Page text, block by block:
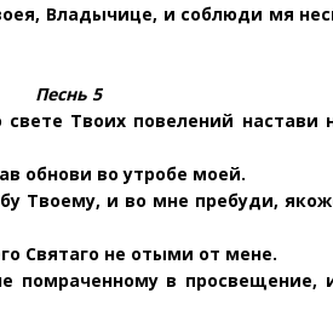
Владычице, и соблюди мя
Песнь 5
свете Твоих повелений настави
обнови во утробе моей.
Твоему, и во мне пребуди,
Святаго не отыми от мене.
помраченному в